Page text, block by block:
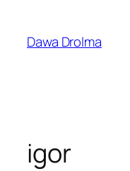
Dawa Drolma
igor